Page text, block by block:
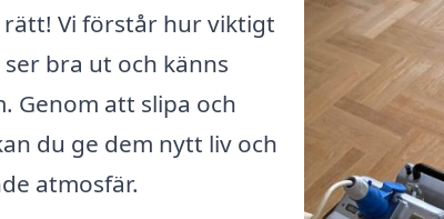
Vi förstår hur viktigt
bra ut och känns
Genom att slipa och
du ge dem nytt liv och
atmosfär.